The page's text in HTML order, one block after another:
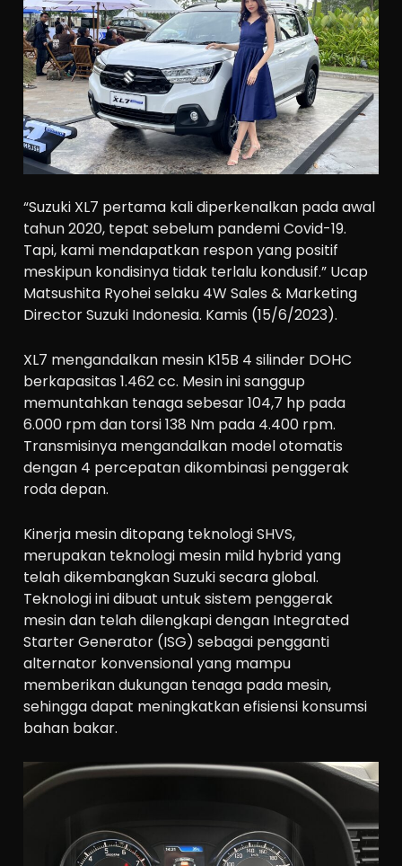
“Suzuki XL7 pertama kali diperkenalkan pada awal
tahun 2020, tepat sebelum pandemi Covid-19.
Tapi, kami mendapatkan respon yang positif
meskipun kondisinya tidak terlalu kondusif.” Ucap
Matsushita Ryohei selaku 4W Sales & Marketing
Director Suzuki Indonesia. Kamis (15/6/2023).
XL7 mengandalkan mesin K15B 4 silinder DOHC
berkapasitas 1.462 cc. Mesin ini sanggup
memuntahkan tenaga sebesar 104,7 hp pada
6.000 rpm dan torsi 138 Nm pada 4.400 rpm.
Transmisinya mengandalkan model otomatis
dengan 4 percepatan dikombinasi penggerak
roda depan.
Kinerja mesin ditopang teknologi SHVS,
merupakan teknologi mesin mild hybrid yang
telah dikembangkan Suzuki secara global.
Teknologi ini dibuat untuk sistem penggerak
mesin dan telah dilengkapi dengan Integrated
Starter Generator (ISG) sebagai pengganti
alternator konvensional yang mampu
memberikan dukungan tenaga pada mesin,
sehingga dapat meningkatkan efisiensi konsumsi
bahan bakar.